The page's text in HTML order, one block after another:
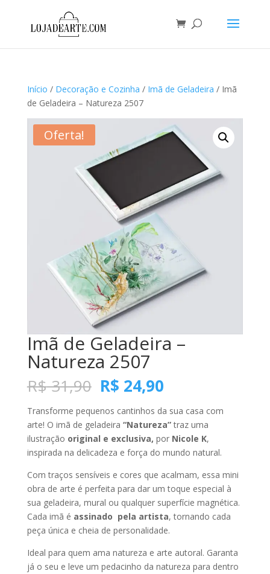
Início / Decoração e Cozinha / Imã de Geladeira / Imã
de Geladeira – Natureza 2507
Oferta!
Imã de Geladeira –
Natureza 2507
R$31,90 O
preço
original
era:
R$ 31,90.
R$ 24,90O
atual
é:
R$ 24,90.
Transforme pequenos cantinhos da sua casa com
arte! O imã de geladeira “Natureza”traz uma
ilustração original e exclusiva, por Nicole K,
inspirada na delicadeza e força do mundo natural.
Com traços sensíveis e cores que acalmam, essa mini
obra de arte é perfeita para dar um toque especial à
sua geladeira, mural ou qualquer superfície magnética.
Cada imã é assinado pela artista, tornando cada
peça única e cheia de personalidade.
Ideal para quem ama natureza e arte autoral. Garanta
já o seu e leve um pedacinho da natureza para dentro